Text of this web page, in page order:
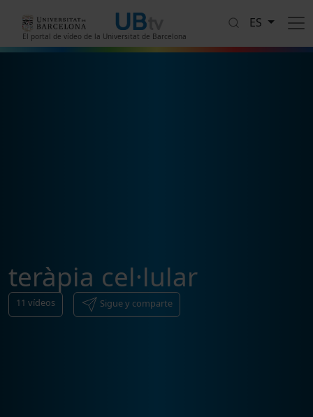
El portal de vídeo de la Universitat de Barcelona
ES
teràpia cel·lular
11 vídeos Sigue y comparte